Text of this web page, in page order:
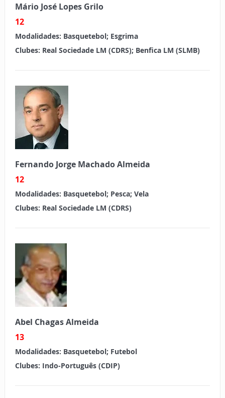
Mário José Lopes Grilo
12
Modalidades: Basquetebol; Esgrima
Clubes: Real Sociedade LM (CDRS); Benfica LM (SLMB)
Fernando Jorge Machado Almeida
12
Modalidades: Basquetebol; Pesca; Vela
Clubes: Real Sociedade LM (CDRS)
Abel Chagas Almeida
13
Modalidades: Basquetebol; Futebol
Clubes: Indo-Português (CDIP)